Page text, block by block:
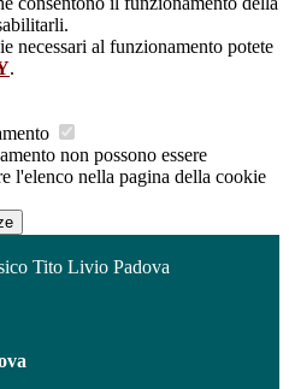
necessari al funzionamento potete
.
non possono essere
l'elenco nella pagina della cookie
Tito Livio Padova